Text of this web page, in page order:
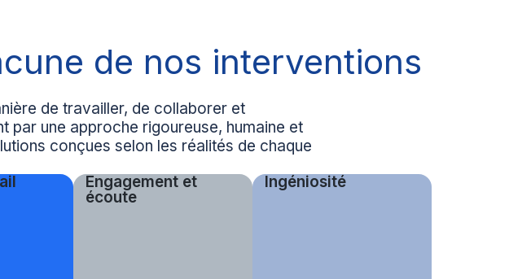
de nos interventions
de travailler, de collaborer et
par une approche rigoureuse, humaine et
conçues selon les réalités de chaque
Engagement et
écoute
Ingéniosité